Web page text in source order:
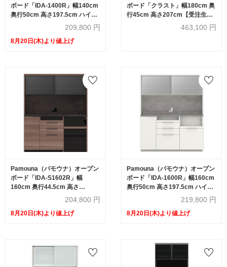
ボード「IDA-1400R」幅140cm
奥行50cm 高さ197.5cm ハイカ
ウンター 家電収納下引出しタイ
209,800 円
8月20日(木)より値上げ
ボード「クラスト」幅180cm 奥
行45cm 高さ207cm【受注生産
463,100 円
Pamouna（パモウナ）オープン
ボード「IDA-S1602R」幅
160cm 奥行44.5cm 高さ
197.5cm ハイカウンター 家電収
納下オープンタイプ 全3色
204,800 円
8月20日(木)より値上げ
Pamouna（パモウナ）オープン
ボード「IDA-1600R」幅160cm
奥行50cm 高さ197.5cm ハイカ
ウンター 家電収納下引出しタイ
219,800 円
8月20日(木)より値上げ